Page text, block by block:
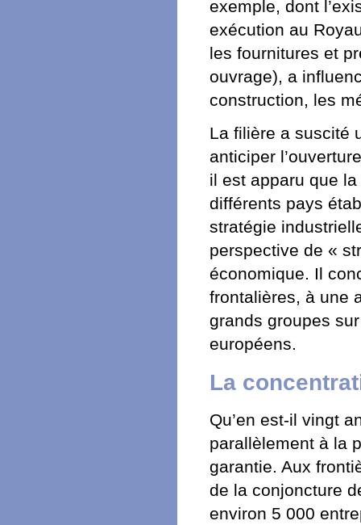
exemple, dont
exécution au
les fournitures et
ouvrage), a
construction, les
La filière a suscité
anticiper
il est apparu que
différents pays
stratégie
perspective de «
économique. Il
frontalières, à une
grands groupes
européens.
La
Qu’en est-il vingt
parallèlement à la
garantie. Aux
de la conjoncture
environ 5 000